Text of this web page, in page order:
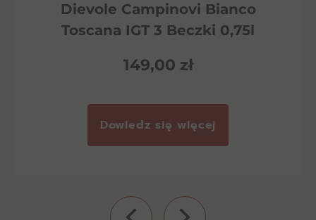
Dievole Campinovi Bianco
Toscana IGT 3 Beczki 0,75l
149,00 zł
Dowiedz się więcej